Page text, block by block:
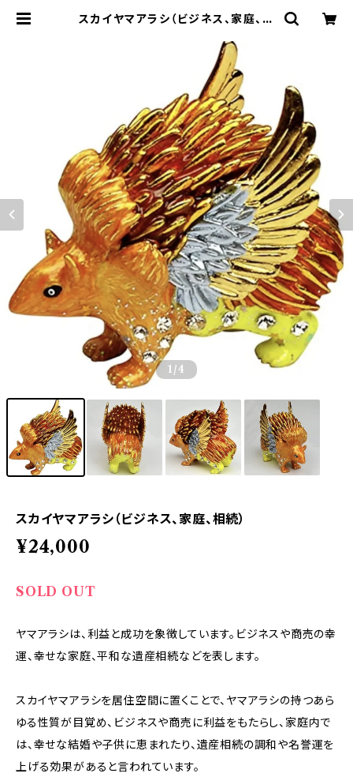
スカイヤマアラシ（ビジネス、家庭、相
1 /4
スカイヤマアラシ（ビジネス、家庭、相続）
¥24,000
SOLD OUT
ヤマアラシは、利益と成功を象徴しています。ビジネスや商売の幸
運、幸せな家庭、平和な遺産相続などを表します。
スカイヤマアラシを居住空間に置くことで、ヤマアラシの持つあら
ゆる性質が目覚め、ビジネスや商売に利益をもたらし、家庭内で
は、幸せな結婚や子供に恵まれたり、遺産相続の調和や名誉運を
上げる効果があると言われています。